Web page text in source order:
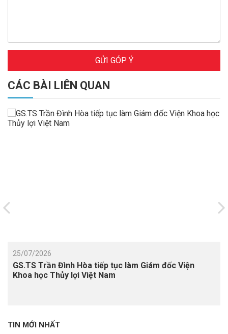
GỬI GÓP Ý
CÁC BÀI LIÊN QUAN
25/07/2026
GS.TS Trần Đình Hòa tiếp tục làm Giám đốc Viện
Khoa học Thủy lợi Việt Nam
TIN MỚI NHẤT